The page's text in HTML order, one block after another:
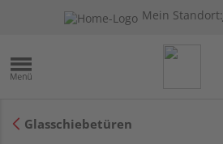
Mein Standort:
Glasschiebetüren